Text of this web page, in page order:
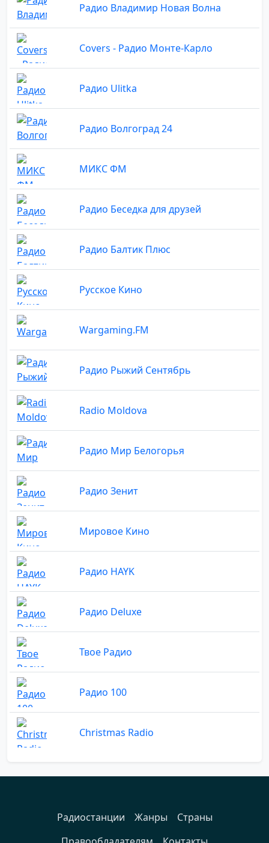
Радио Владимир Новая Волна
Covers - Радио Монте-Карло
Радио Ulitka
Радио Волгоград 24
МИКС ФМ
Радио Беседка для друзей
Радио Балтик Плюс
Русское Кино
Wargaming.FM
Радио Рыжий Сентябрь
Radio Moldova
Радио Мир Белогорья
Радио Зенит
Мировое Кино
Радио HAYK
Радио Deluxe
Твое Радио
Радио 100
Christmas Radio
Радиостанции Жанры
Страны